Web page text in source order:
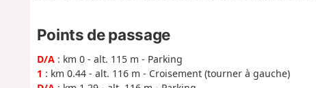
Points de passage
D/A: km 0 - alt. 115 m - Parking
1 : km 0.44 - alt. 116 m - Croisement (tourner à gauche)